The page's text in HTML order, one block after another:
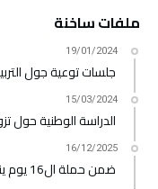
ملفات ساخنة
19/01/2024
جلسات توعية جول
15/03/2024
الدراسة الوطنية حول
16/12/2025
ضمن حملة ال16 يوم ينظم التجمع عرض مسرحي في جب جنين